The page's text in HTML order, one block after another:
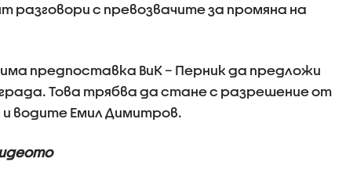
разговори с превозвачите за промяна на
предпоставка ВиК – Перник да предложи
Това трябва да стане с разрешение от
водите Емил Димитров.